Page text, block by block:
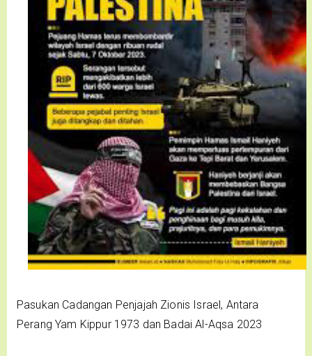
Pasukan Cadangan Penjajah Zionis Israel, Antara
Perang Yam Kippur 1973 dan Badai Al-Aqsa 2023